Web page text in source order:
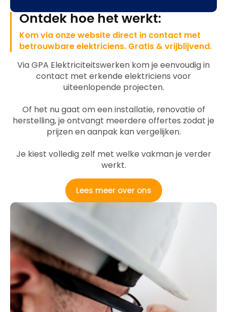
Ontdek hoe het werkt:
Kom via onze website direct in contact met
betrouwbare elektriciens. Gratis & vrijblijvend.
Via GPA Elektriciteitswerken kom je eenvoudig in
contact met erkende elektriciens voor
uiteenlopende projecten.
Of het nu gaat om een installatie, renovatie of
herstelling, je ontvangt meerdere offertes zodat je
prijzen en aanpak kan vergelijken.
Je kiest volledig zelf met welke vakman je verder
werkt.
Lees meer over ons